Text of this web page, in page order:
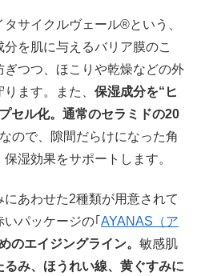
サイクルヴェール®という、
を肌に与えるバリア膜のこ
つつ、ほこりや乾燥などの外
ます。また、 保湿成分を“ヒ
セル化。通常のセラミドの20
なので、隙間だらけになった角
湿効果をサポートします。
あわせた2種類が用意されて
パッケージの｢ AYANAS（ア
のエイジングライン。 敏感肌
るみ、ほうれい線、黄ぐすみに